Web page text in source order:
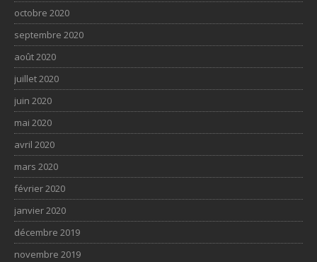
octobre 2020
septembre 2020
août 2020
juillet 2020
juin 2020
mai 2020
avril 2020
mars 2020
février 2020
janvier 2020
décembre 2019
novembre 2019